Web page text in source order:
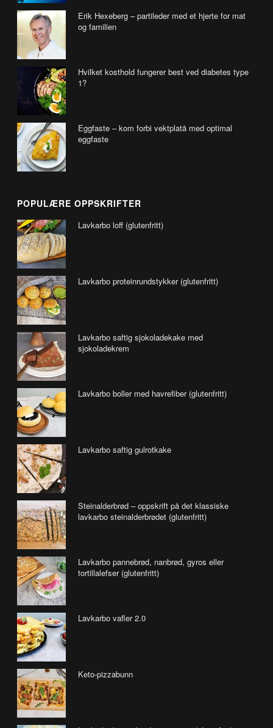
Erik Hexeberg – partileder med et hjerte for mat
og familien
Hvilket kosthold fungerer best ved diabetes type
1?
Eggfaste – kom forbi vektplatå med optimal
eggfaste
POPULÆRE OPPSKRIFTER
Lavkarbo loff (glutenfritt)
Lavkarbo proteinrundstykker (glutenfritt)
Lavkarbo saftig sjokoladekake med
sjokoladekrem
Lavkarbo boller med havrefiber (glutenfritt)
Lavkarbo saftig gulrotkake
Steinalderbrød – oppskrift på det klassiske
lavkarbo steinalderbrødet (glutenfritt)
Lavkarbo pannebrød, nanbrød, gyros eller
tortillalefser (glutenfritt)
Lavkarbo vafler 2.0
Keto-pizzabunn